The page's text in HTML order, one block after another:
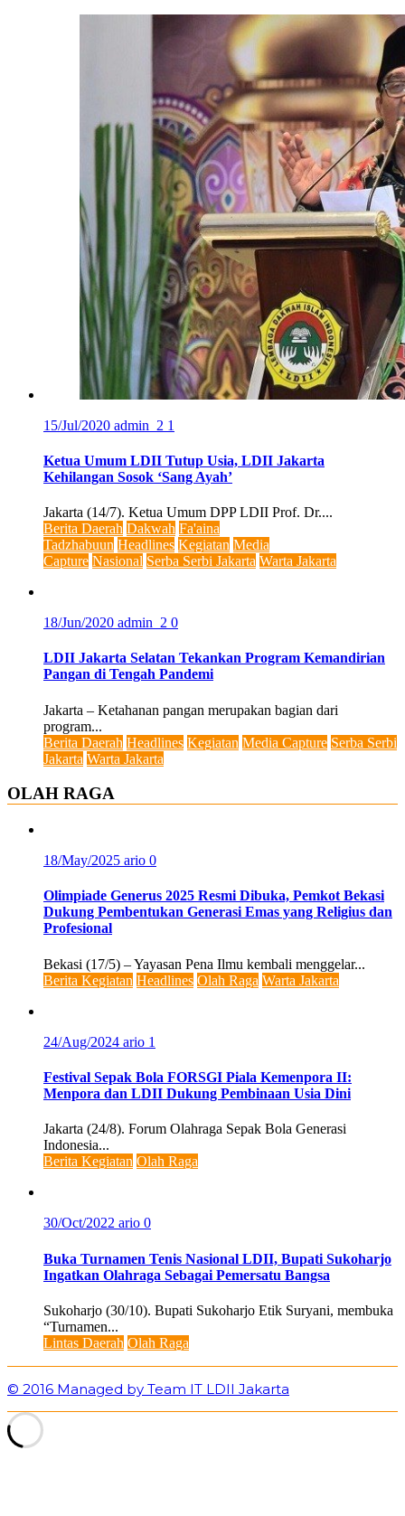
15/Jul/2020 admin_2 1
Ketua Umum LDII Tutup Usia, LDII Jakarta
Kehilangan Sosok ‘Sang Ayah’
Jakarta (14/7). Ketua Umum DPP LDII Prof. Dr....
Berita Daerah Dakwah Fa'aina
Tadzhabuun Headlines Kegiatan Media
Capture Nasional Serba Serbi Jakarta Warta Jakarta
18/Jun/2020 admin_2 0
LDII Jakarta Selatan Tekankan Program Kemandirian
Pangan di Tengah Pandemi
Jakarta – Ketahanan pangan merupakan bagian dari
program...
Berita Daerah Headlines Kegiatan Media Capture Serba Serbi
Jakarta Warta Jakarta
OLAH RAGA
18/May/2025 ario 0
Olimpiade Generus 2025 Resmi Dibuka, Pemkot Bekasi
Dukung Pembentukan Generasi Emas yang Religius dan
Profesional
Bekasi (17/5) – Yayasan Pena Ilmu kembali menggelar...
Berita Kegiatan Headlines Olah Raga Warta Jakarta
24/Aug/2024 ario 1
Festival Sepak Bola FORSGI Piala Kemenpora II:
Menpora dan LDII Dukung Pembinaan Usia Dini
Jakarta (24/8). Forum Olahraga Sepak Bola Generasi
Indonesia...
Berita Kegiatan Olah Raga
30/Oct/2022 ario 0
Buka Turnamen Tenis Nasional LDII, Bupati Sukoharjo
Ingatkan Olahraga Sebagai Pemersatu Bangsa
Sukoharjo (30/10). Bupati Sukoharjo Etik Suryani, membuka
“Turnamen...
Lintas Daerah Olah Raga
© 2016 Managed by Team IT LDII Jakarta